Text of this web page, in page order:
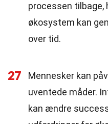
processen tilbage,
økosystem kan
over tid.
27
Mennesker kan
uventede måder.
kan ændre